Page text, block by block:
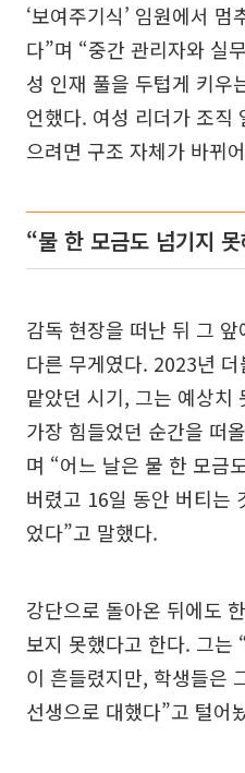
‘보여주기식’ 임원에서
다”며 “중간 관리자와 실
성 인재 풀을 두텁게 키우
언했다. 여성 리더가 조직
으려면 구조 자체가 바뀌
“물 한 모금도 넘기지
감독 현장을 떠난 뒤 그
다른 무게였다. 2023년
맡았던 시기, 그는 예상치
가장 힘들었던 순간을 떠
며 “어느 날은 물 한 모금
버렸고 16일 동안 버티는
었다”고 말했다.
강단으로 돌아온 뒤에도
보지 못했다고 한다. 그는
이 흔들렸지만, 학생들은
선생으로 대했다”고 털어